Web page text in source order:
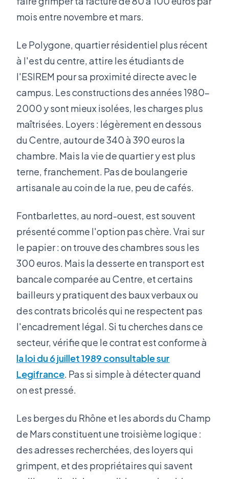
mois entre novembre et mars.
Le Polygone, quartier résidentiel plus récent
à l'est du centre, attire les étudiants de
l'ESIREM pour sa proximité directe avec le
campus. Les constructions des années 1980-
2000 y sont mieux isolées, les charges plus
maîtrisées. Loyers : légèrement en dessous
du Centre, autour de 340 à 390 euros la
chambre. Mais la vie de quartier y est plus
terne, franchement. Pas de boulangerie
artisanale au coin de la rue, peu de cafés.
Fontbarlettes, au nord-ouest, est souvent
présenté comme l'option pas chère. Vrai sur
le papier : on trouve des chambres sous les
300 euros. Mais la desserte en transport est
bancale comparée au Centre, et certains
bailleurs y pratiquent des baux verbaux ou
des contrats bricolés qui ne respectent pas
l'encadrement légal. Si tu cherches dans ce
secteur, vérifie que le contrat est conforme à
la loi du 6 juillet 1989 consultable sur
Legifrance . Pas si simple à détecter quand
on est pressé.
Les berges du Rhône et les abords du Champ
de Mars constituent une troisième logique :
des adresses recherchées, des loyers qui
grimpent, et des propriétaires qui savent